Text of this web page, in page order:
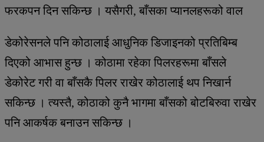
फरकपन दिन सकिन्छ । यसैगरी, बाँसका प्यानलहरूको वाल
डेकोरेसनले पनि कोठालाई आधुनिक डिजाइनको प्रतिबिम्ब
दिएको आभास हुन्छ । कोठामा रहेका पिलरहरूमा बाँसले
डेकोरेट गरी वा बाँसकै पिलर राखेर कोठालाई थप निखार्न
सकिन्छ । त्यस्तै, कोठाको कुनै भागमा बाँसको बोटबिरुवा राखेर
पनि आकर्षक बनाउन सकिन्छ ।